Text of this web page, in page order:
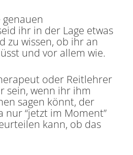
ihr in der Lage etwas
zu wissen, ob ihr an
und vor allem wie.
oder Reitlehrer
sein, wenn ihr ihm
sagen könnt, der
nur “jetzt im Moment”
kann, ob das